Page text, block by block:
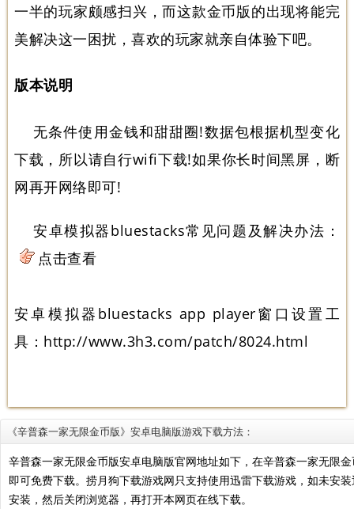
一半的玩家颇感扫兴，而这款金币版的出现将能完
美解决这一困扰，喜欢的玩家就亲自体验下吧。
版本说明
无条件使用金钱和甜甜圈!数据包根据机型变化
下载，所以请自行wifi下载!如果你长时间黑屏，断
网再开网络即可!
安卓模拟器bluestacks常见问题及解决办法：
点击查看
安卓模拟器bluestacks app player窗口设置工
具：http://www.3h3.com/patch/8024.html
《辛普森一家无限金币版》安卓电脑版游戏下载方法：
辛普森一家无限金币版安卓电脑版官网地址如下，在辛普森一家无限
即可免费下载。捞月狗下载游戏网只支持使用迅雷下载游戏，如未安
安装，然后关闭浏览器，再打开本网页在线下载。